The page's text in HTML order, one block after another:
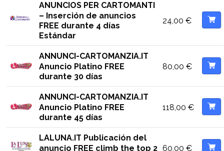
ANUNCIOS PER CARTOMANTI
– Inserción de anuncios
FREE durante 4 días
Estándar
24,00 €
ANNUNCI-CARTOMANZIA.IT
Anuncio Platino FREE
durante 30 días
80,00 €
ANNUNCI-CARTOMANZIA.IT
Anuncio Platino FREE
durante 45 días
118,00 €
LALUNA.IT Publicación del
anuncio FREE climb the top 2 60,00 €